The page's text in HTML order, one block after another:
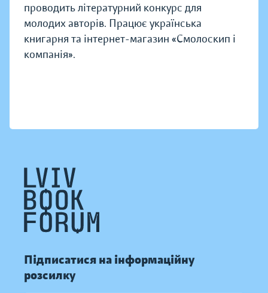
проводить літературний конкурс для
молодих авторів. Працює українська
книгарня та інтернет-магазин «Смолоскип і
компанія».
Підписатися на інформаційну
розсилку